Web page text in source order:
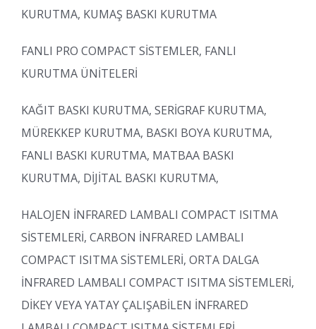
KURUTMA, KUMAŞ BASKI KURUTMA
FANLI PRO COMPACT SİSTEMLER, FANLI
KURUTMA ÜNİTELERİ
KAĞIT BASKI KURUTMA, SERİGRAF KURUTMA,
MÜREKKEP KURUTMA, BASKI BOYA KURUTMA,
FANLI BASKI KURUTMA, MATBAA BASKI
KURUTMA, DİJİTAL BASKI KURUTMA,
HALOJEN İNFRARED LAMBALI COMPACT ISITMA
SİSTEMLERİ, CARBON İNFRARED LAMBALI
COMPACT ISITMA SİSTEMLERİ, ORTA DALGA
İNFRARED LAMBALI COMPACT ISITMA SİSTEMLERİ,
DİKEY VEYA YATAY ÇALIŞABİLEN İNFRARED